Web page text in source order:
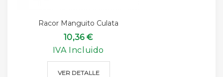
Racor Manguito Culata
10,36 €
IVA Incluido
VER DETALLE